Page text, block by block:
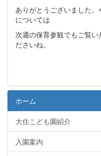
ありがとうございました
については
次週の保育参観でもご覧
ださいね。
ホーム
大住こども園紹介
入園案内